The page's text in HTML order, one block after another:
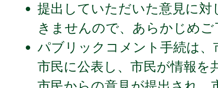
提出していただいた意見に
きませんので、あらかじめ
パブリックコメント手続は
市民に公表し、市民が情報を